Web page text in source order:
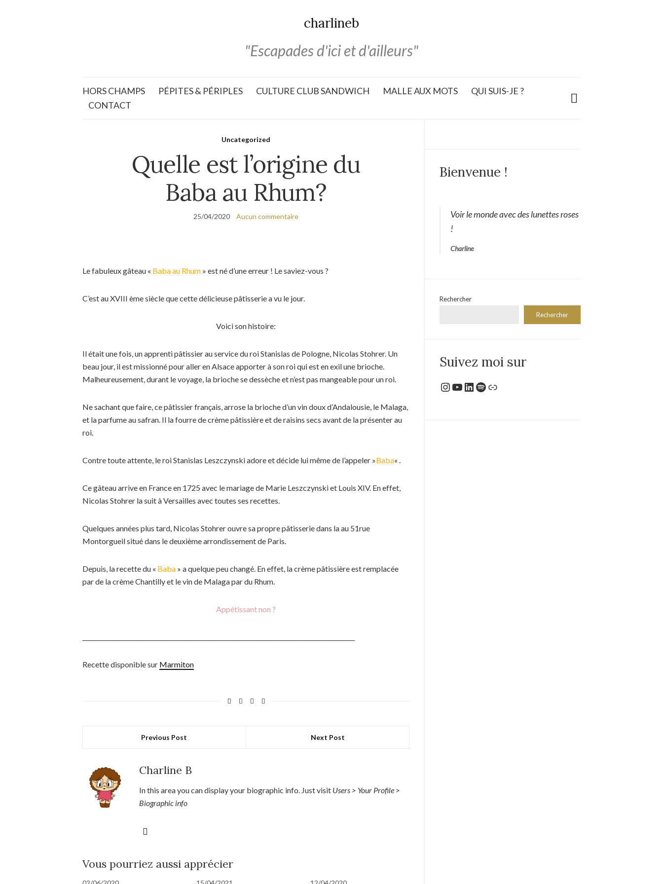
charlineb
"Escapades d'ici et d'ailleurs"
HORS CHAMPS PÉPITES & PÉRIPLES CULTURE CLUB SANDWICH MALLE AUX MOTS
QUI SUIS-JE ?
CONTACT
Uncategorized
Quelle est l’origine du
Baba au Rhum?
25/04/2020 Aucun commentaire
Le fabuleux gâteau « Baba au Rhum » est né d’une erreur ! Le saviez-vous ?
C’est au XVIII ème siècle que cette délicieuse pâtisserie a vu le jour.
Voici son histoire:
Il était une fois, un apprenti pâtissier au service du roi Stanislas de Pologne, Nicolas Stohrer. Un
beau jour, il est missionné pour aller en Alsace apporter à son roi qui est en exil une brioche.
Malheureusement, durant le voyage, la brioche se dessèche et n’est pas mangeable pour un roi.
Ne sachant que faire, ce pâtissier français, arrose la brioche d’un vin doux d’Andalousie, le Malaga,
et la parfume au safran. Il la fourre de crème pâtissière et de raisins secs avant de la présenter au
roi.
Contre toute attente, le roi Stanislas Leszczynski adore et décide lui même de l’appeler »Baba« .
Ce gâteau arrive en France en 1725 avec le mariage de Marie Leszczynski et Louis XIV. En effet,
Nicolas Stohrer la suit à Versailles avec toutes ses recettes.
Quelques années plus tard, Nicolas Stohrer ouvre sa propre pâtisserie dans la au 51rue
Montorgueil situé dans le deuxième arrondissement de Paris.
Depuis, la recette du « Baba » a quelque peu changé. En effet, la crème pâtissière est remplacée
par de la crème Chantilly et le vin de Malaga par du Rhum.
Appétissant non ?
Recette disponible sur Marmiton
Previous Post Next Post
Charline B
In this area you can display your biographic info. Just visit Users > Your Profile >
Biographic info
Vous pourriez aussi apprécier
Bienvenue !
Voir le monde avec des lunettes roses
!
Charline
Rechercher
Rechercher
Suivez moi sur
Instagram
YouTube
LinkedIn
Spotify
Lien